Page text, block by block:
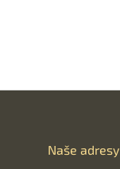
Naše adresy